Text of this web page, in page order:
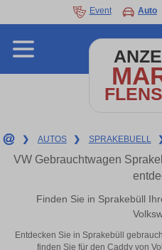
Event Auto
❯ AUTOS ❯ SPRAKEBUELL
VW Gebrauchtwagen
Finden Sie in Sprakebüll
Entdecken Sie in Sprakebüll
finden Sie für den Caddy von